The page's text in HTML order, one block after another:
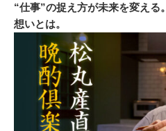
“仕事”の捉え方が未来を変え
想いとは。